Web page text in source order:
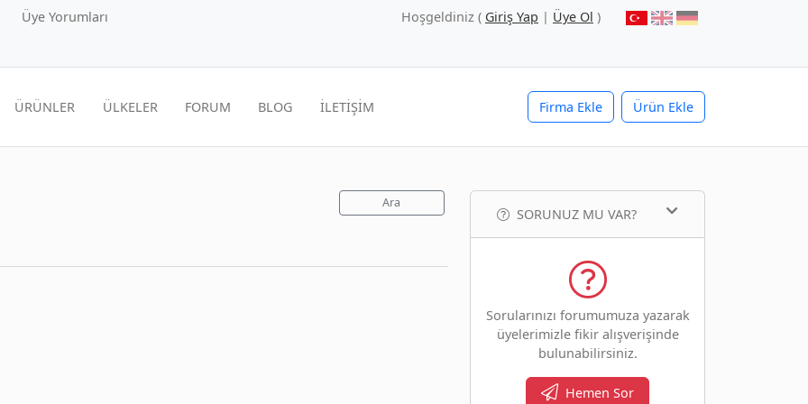
Üye Yorumları Hoşgeldiniz ( Giriş Yap | Üye Ol )
Firma Ekle Ürün Ekle
ÜRÜNLER ÜLKELER FORUM BLOG İLETİŞİM
Ara
SORUNUZ MU VAR?
Sorularınızı forumumuza yazarak
üyelerimizle fikir alışverişinde
bulunabilirsiniz.
Hemen Sor